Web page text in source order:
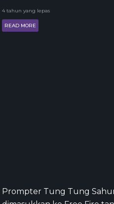
4 tahun yang lepas
READ MORE
Prompter Tung Tung